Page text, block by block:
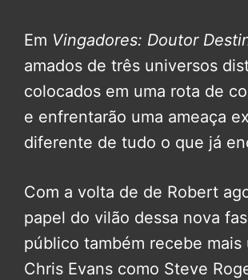
Em Vingadores: Doutor
amados de três universos
colocados em uma rota de
e enfrentarão uma ameaça
diferente de tudo o que já
Com a volta de de Robert
papel do vilão dessa nova
público também recebe mais
Chris Evans como Steve